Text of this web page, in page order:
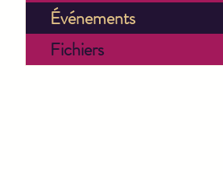
Événements
Fichiers